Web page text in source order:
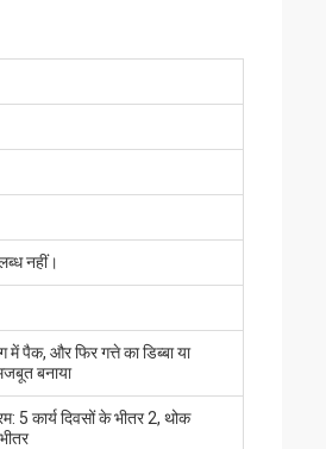
नहीं।
पैक, और फिर गत्ते का डिब्बा या
बनाया
5 कार्य दिवसों के भीतर 2, थोक